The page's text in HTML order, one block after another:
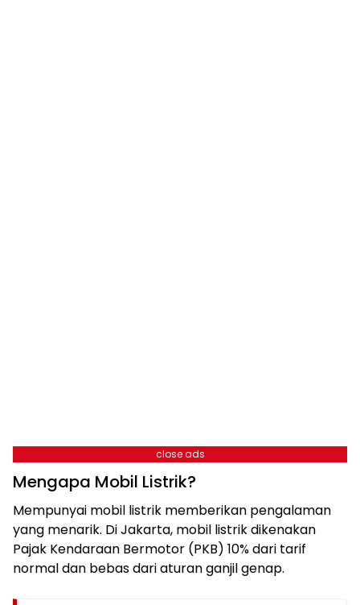
close ads
Mengapa Mobil Listrik?
Mempunyai mobil listrik memberikan pengalaman
yang menarik. Di Jakarta, mobil listrik dikenakan
Pajak Kendaraan Bermotor (PKB) 10% dari tarif
normal dan bebas dari aturan ganjil genap.